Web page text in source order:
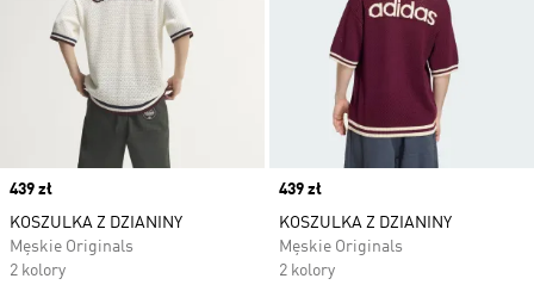
Price
439 zł
KOSZULKA Z DZIANINY
Męskie Originals
2 kolory
Price
439 zł
KOSZULKA Z DZIANINY
Męskie Originals
2 kolory